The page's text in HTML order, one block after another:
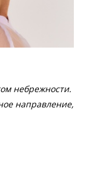
небрежности.
направление,